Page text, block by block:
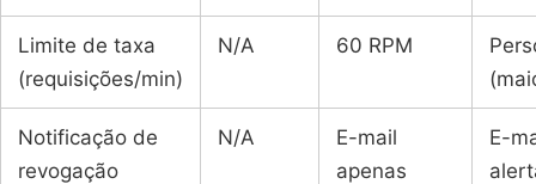
Limite de taxa
(requisições/min)
N/A 60 RPM
Notificação de
revogação
N/A
E-mail
apenas
E-